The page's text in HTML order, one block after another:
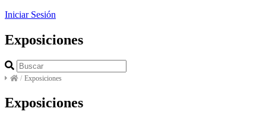
Iniciar Sesión
Exposiciones
/ Exposiciones
Exposiciones